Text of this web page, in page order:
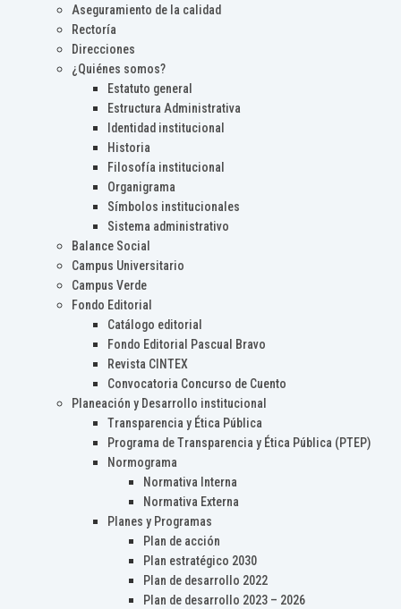
Aseguramiento de la calidad
Rectoría
Direcciones
¿Quiénes somos?
Estatuto general
Estructura Administrativa
Identidad institucional
Historia
Filosofía institucional
Organigrama
Símbolos institucionales
Sistema administrativo
Balance Social
Campus Universitario
Campus Verde
Fondo Editorial
Catálogo editorial
Fondo Editorial Pascual Bravo
Revista CINTEX
Convocatoria Concurso de Cuento
Planeación y Desarrollo institucional
Transparencia y Ética Pública
Programa de Transparencia y Ética Pública (PTEP)
Normograma
Normativa Interna
Normativa Externa
Planes y Programas
Plan de acción
Plan estratégico 2030
Plan de desarrollo 2022
Plan de desarrollo 2023 – 2026